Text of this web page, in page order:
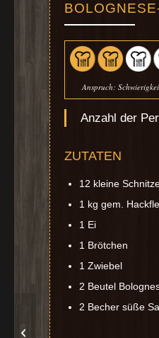
Anspruch:
Anzahl der
ZUTATEN
12 kleine
1 kg gem.
1 Ei
1 Brötchen
1 Zwiebel
2 Beutel
2 Becher süße
Hackfleischkuchen